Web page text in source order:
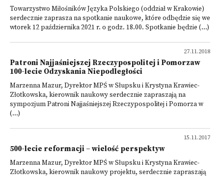
Towarzystwo Miłośników Języka Polskiego (oddział w Krakowie)
serdecznie zaprasza na spotkanie naukowe, które odbędzie się we
wtorek 12 października 2021 r. o godz. 18.00. Spotkanie będzie (...)
27.11.2018
Patroni Najjaśniejszej Rzeczypospolitej i Pomorzaw
100-lecie Odzyskania Niepodległości
Marzenna Mazur, Dyrektor MPŚ w Słupsku i Krystyna Krawiec-
Złotkowska, kierownik naukowy serdecznie zapraszają na
sympozjum Patroni Najjaśniejszej Rzeczypospolitej i Pomorza w
(...)
15.11.2017
500-lecie reformacji – wielość perspektyw
Marzenna Mazur, Dyrektor MPŚ w Słupsku i Krystyna Krawiec-
Złotkowska, kierownik naukowy projektu, serdecznie zapraszają